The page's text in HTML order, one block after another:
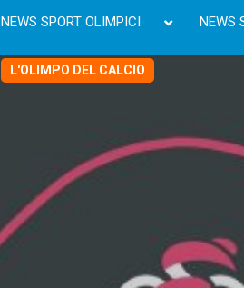
NEWS SPORT OLIMPICI NEWS
L'OLIMPO DEL CALCIO